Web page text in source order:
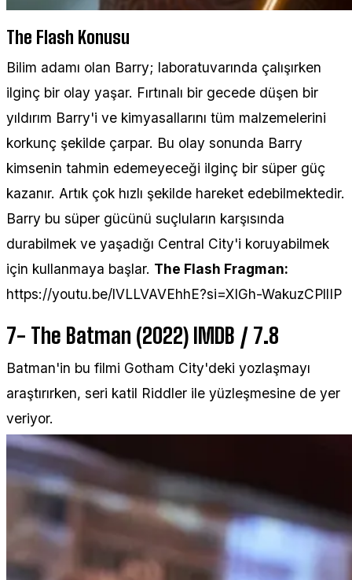
The Flash Konusu
Bilim adamı olan Barry; laboratuvarında çalışırken
ilginç bir olay yaşar. Fırtınalı bir gecede düşen bir
yıldırım Barry'i ve kimyasallarını tüm malzemelerini
korkunç şekilde çarpar. Bu olay sonunda Barry
kimsenin tahmin edemeyeceği ilginç bir süper güç
kazanır. Artık çok hızlı şekilde hareket edebilmektedir.
Barry bu süper gücünü suçluların karşısında
durabilmek ve yaşadığı Central City'i koruyabilmek
için kullanmaya başlar. The Flash Fragman:
https://youtu.be/lVLLVAVEhhE?si=XIGh-WakuzCPllIP
7- The Batman (2022) IMDB / 7.8
Batman'in bu filmi Gotham City'deki yozlaşmayı
araştırırken, seri katil Riddler ile yüzleşmesine de yer
veriyor.